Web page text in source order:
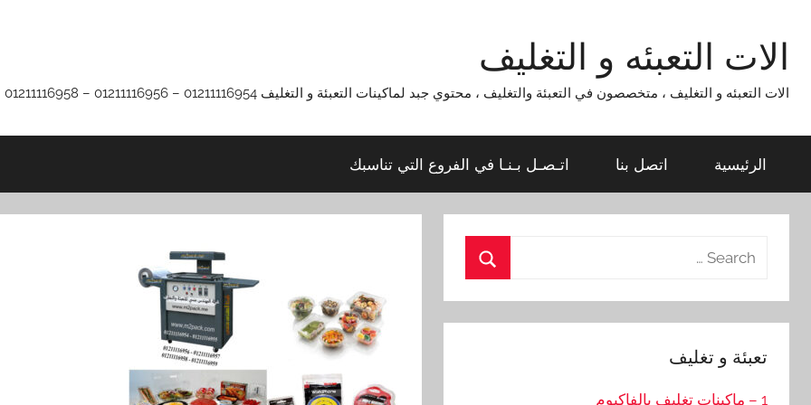
contentالات التعبئه و التغليف
الات التعبئه و التغليف ، متخصصون في التعبئة والتغليف ، محتوي جبد لماكينات التعبئة و التغليف 01211116954 – 01211116956 – 01211116958
الرئيسية اتصل بنا اتـصـل بـنـا في الفروع التي تناسبك
Search
تعبئة و تغليف
1 – ماكينات تغليف بالفاكيوم